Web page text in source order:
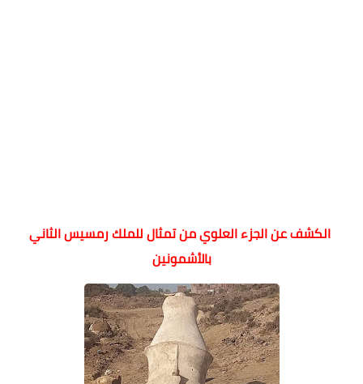
الكشف عن الجزء العلوي من تمثال للملك رمسيس الثاني
بالأشمونين